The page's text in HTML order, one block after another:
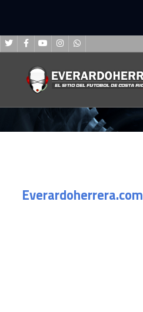
Everardoherrera.com